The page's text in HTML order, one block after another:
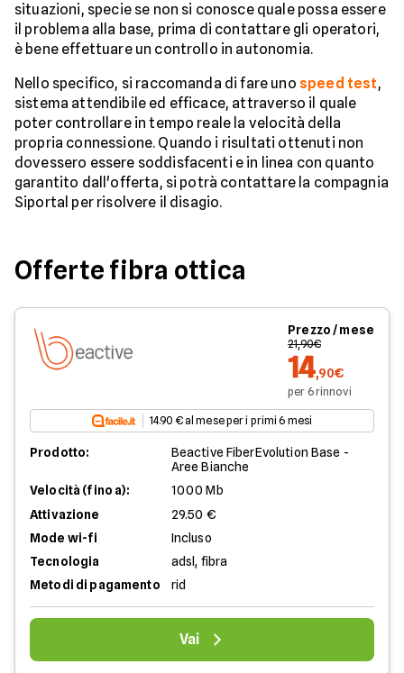
situazioni, specie se non si conosce quale possa essere
il problema alla base, prima di contattare gli operatori,
è bene effettuare un controllo in autonomia.
Nello specifico, si raccomanda di fare uno speed test,
sistema attendibile ed efficace, attraverso il quale
poter controllare in tempo reale la velocità della
propria connessione. Quando i risultati ottenuti non
dovessero essere soddisfacenti e in linea con quanto
garantito dall'offerta, si potrà contattare la compagnia
Siportal per risolvere il disagio.
Offerte fibra ottica
Prezzo / mese
21,90€
14,90€
per 6 rinnovi
14.90 € al mese per i primi 6 mesi
Prodotto:
Beactive FiberEvolution Base -
Aree Bianche
Velocità (fino a):
1000 Mb
Attivazione
29.50 €
Mode wi-fi
Incluso
Tecnologia
adsl, fibra
Metodi di pagamento
rid
Vai